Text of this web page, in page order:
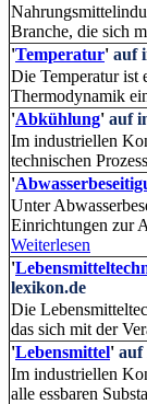
Branche, die sich
'Temperatur' auf
Die Temperatur ist
Thermodynamik
'Abkühlung' auf
Im industriellen
technischen
'
Unter
Einrichtungen zur
Weiterlesen
'
lexikon.de
Die
das sich mit der
'Lebensmittel' auf
Im industriellen
alle essbaren